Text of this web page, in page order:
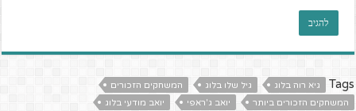
Tags גיא רוה בלוג גיל שלו בלוג
המשחקים הזכורים
המשחקים הזכורים ביותר
יואב ג'ראפי
יואב מודעי בלוג